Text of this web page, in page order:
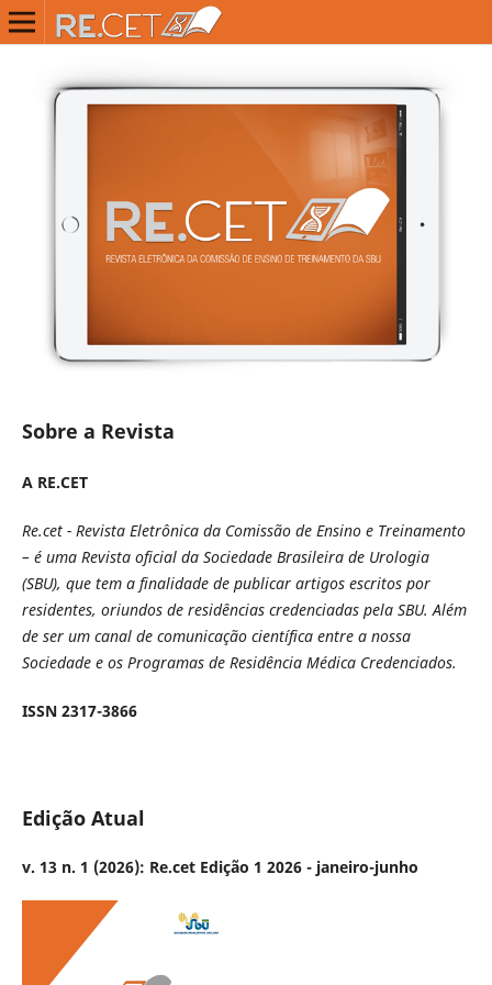
Sobre a Revista
A RE.CET
Re.cet - Revista Eletrônica da Comissão de Ensino e Treinamento
– é uma Revista oficial da Sociedade Brasileira de Urologia
(SBU), que tem a finalidade de publicar artigos escritos por
residentes, oriundos de residências credenciadas pela SBU. Além
de ser um canal de comunicação científica entre a nossa
Sociedade e os Programas de Residência Médica Credenciados.
ISSN 2317-3866
Edição Atual
v. 13 n. 1 (2026): Re.cet Edição 1 2026 - janeiro-junho